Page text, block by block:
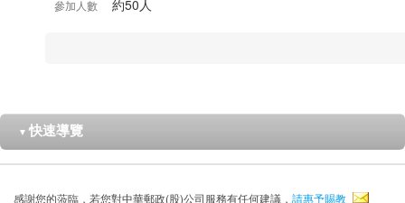
參加人數 約50人
▼ 快速導覽
感謝您的蒞臨，若您對中華郵政(股)公司服務有任何建議， 請惠予賜教